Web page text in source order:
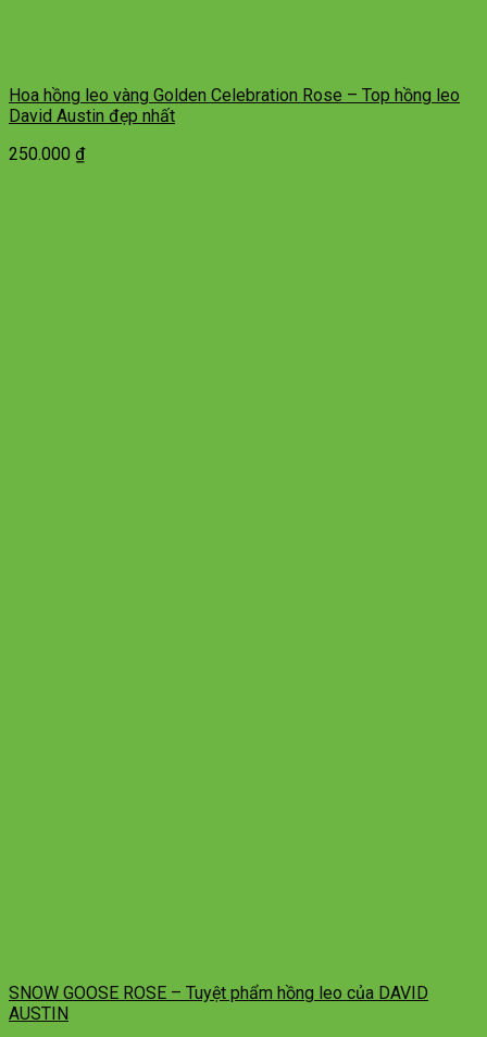
Hoa hồng leo vàng Golden Celebration Rose – Top hồng leo
David Austin đẹp nhất
250.000 ₫
SNOW GOOSE ROSE – Tuyệt phẩm hồng leo của DAVID
AUSTIN